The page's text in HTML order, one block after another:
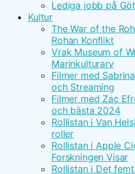
Lediga jobb på
Kultur
The War of the
Rohan Konflikt
Vrak Museum of
Marinkulturarv
Filmer med
och Streaming
Filmer med Zac
och bästa 2024
Rollistan i Van
roller
Rollistan i Apple
Forskningen Visar
Rollistan i Det